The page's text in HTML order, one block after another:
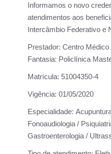
Informamos o novo
atendimentos aos
Intercâmbio Federativo e
Prestador: Centro
Fantasia: Policlínica
Matrícula: 51004350-4
Vigência: 01/05/2020
Especialidade:
Fonoaudiologia /
Gastroenterologia /